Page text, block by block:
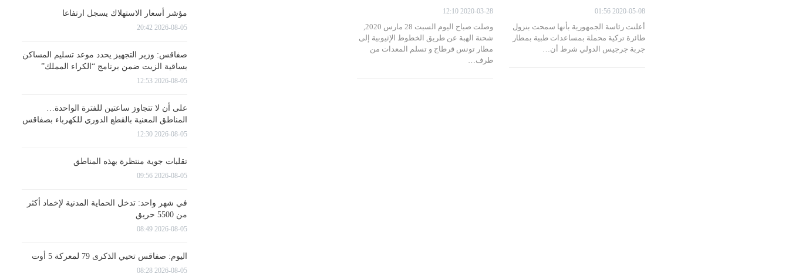
2020-05-08 01:56
أعلنت رئاسة الجمهورية بأنها سمحت بنزول
طائرة تركية محملة بمساعدات طبية بمطار
جربة جرجيس الدولي شرط أن…
2020-03-28 12:10
شحنة الهبة عن طريق الخطوط الإثيوبية إلى
مطار تونس قرطاج و تسلم المعدات من
طرف…
مؤشر أسعار الاستهلاك يسجل ارتفاعا
2026-08-05 20:42
صفاقس: وزير التجهيز يحدد موعد تسليم المساكن
بساقية الزيت ضمن برنامج “الكراء المملك”
2026-08-05 12:53
على أن لا تتجاوز ساعتين للفترة الواحدة…
المناطق المعنية بالقطع الدوري للكهرباء بصفاقس
2026-08-05 12:30
تقلبات جوية منتظرة بهذه المناطق
2026-08-05 09:56
في شهر واحد: تدخل الحماية المدنية لإخماد أكثر
من 5500 حريق
2026-08-05 08:49
اليوم: صفاقس تحيي الذكرى 79 لمعركة 5 أوت
2026-08-05 08:28